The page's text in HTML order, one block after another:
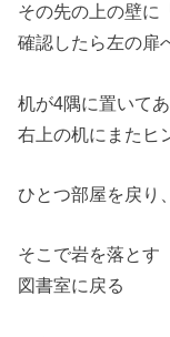
その先の上の壁に
確認したら左の扉
机が4隅に置いて
右上の机にまたヒ
ひとつ部屋を戻り
そこで岩を落とす
図書室に戻る